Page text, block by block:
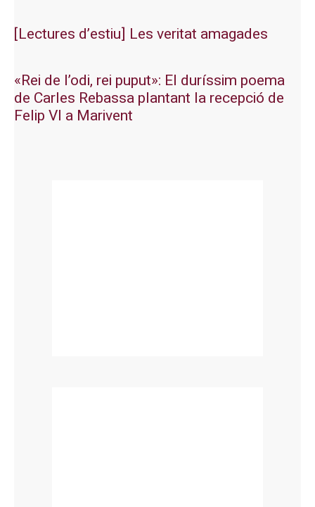
[Lectures d’estiu] Les veritat amagades
«Rei de l’odi, rei puput»: El duríssim poema
de Carles Rebassa plantant la recepció de
Felip VI a Marivent